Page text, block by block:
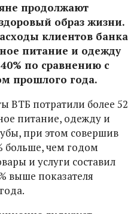
продолжают
образ жизни.
клиентов банка
питание и одежду
по сравнению с
прошлого года.
ВТБ потратили более 52
питание, одежду и
при этом совершив
больше, чем годом
и услуги составил
выше показателя